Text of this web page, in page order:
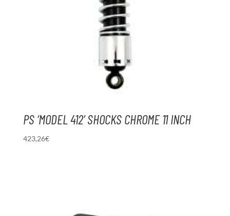
PS ‘MODEL 412’ SHOCKS CHROME 11 INCH
423,26€